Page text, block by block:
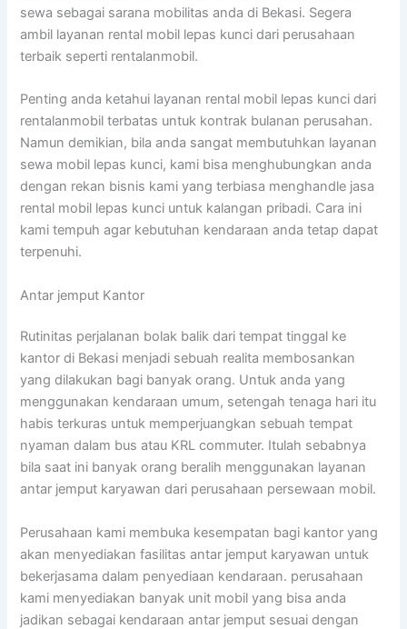
sewa sebagai sarana mobilitas anda di Bekasi. Segera
ambil layanan rental mobil lepas kunci dari perusahaan
terbaik seperti rentalanmobil.
Penting anda ketahui layanan rental mobil lepas kunci dari
rentalanmobil terbatas untuk kontrak bulanan perusahan.
Namun demikian, bila anda sangat membutuhkan layanan
sewa mobil lepas kunci, kami bisa menghubungkan anda
dengan rekan bisnis kami yang terbiasa menghandle jasa
rental mobil lepas kunci untuk kalangan pribadi. Cara ini
kami tempuh agar kebutuhan kendaraan anda tetap dapat
terpenuhi.
Antar jemput Kantor
Rutinitas perjalanan bolak balik dari tempat tinggal ke
kantor di Bekasi menjadi sebuah realita membosankan
yang dilakukan bagi banyak orang. Untuk anda yang
menggunakan kendaraan umum, setengah tenaga hari itu
habis terkuras untuk memperjuangkan sebuah tempat
nyaman dalam bus atau KRL commuter. Itulah sebabnya
bila saat ini banyak orang beralih menggunakan layanan
antar jemput karyawan dari perusahaan persewaan mobil.
Perusahaan kami membuka kesempatan bagi kantor yang
akan menyediakan fasilitas antar jemput karyawan untuk
bekerjasama dalam penyediaan kendaraan. perusahaan
kami menyediakan banyak unit mobil yang bisa anda
jadikan sebagai kendaraan antar jemput sesuai dengan